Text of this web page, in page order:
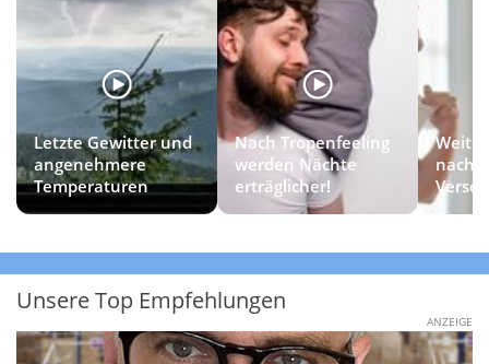
Letzte Gewitter und
angenehmere
Temperaturen
Nach Tropenfeeling
werden Nächte
erträglicher!
nach
Unsere Top Empfehlungen
ANZEIGE